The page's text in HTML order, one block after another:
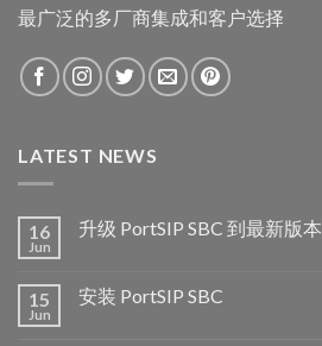
最广泛的多厂商集成和客户选择
LATEST NEWS
16
Jun
升级 PortSIP SBC 到最新版本
15
Jun
安装 PortSIP SBC